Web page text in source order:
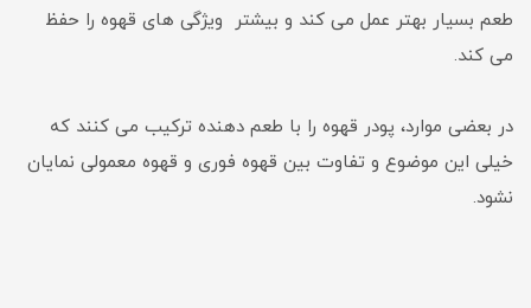
طعم بسیار بهتر عمل می کند و بیشتر ویژگی های قهوه را حفظ
می کند.
در بعضی موارد، پودر قهوه را با طعم دهنده ترکیب می کنند که
خیلی این موضوع و تفاوت بین قهوه فوری و قهوه معمولی نمایان
نشود.